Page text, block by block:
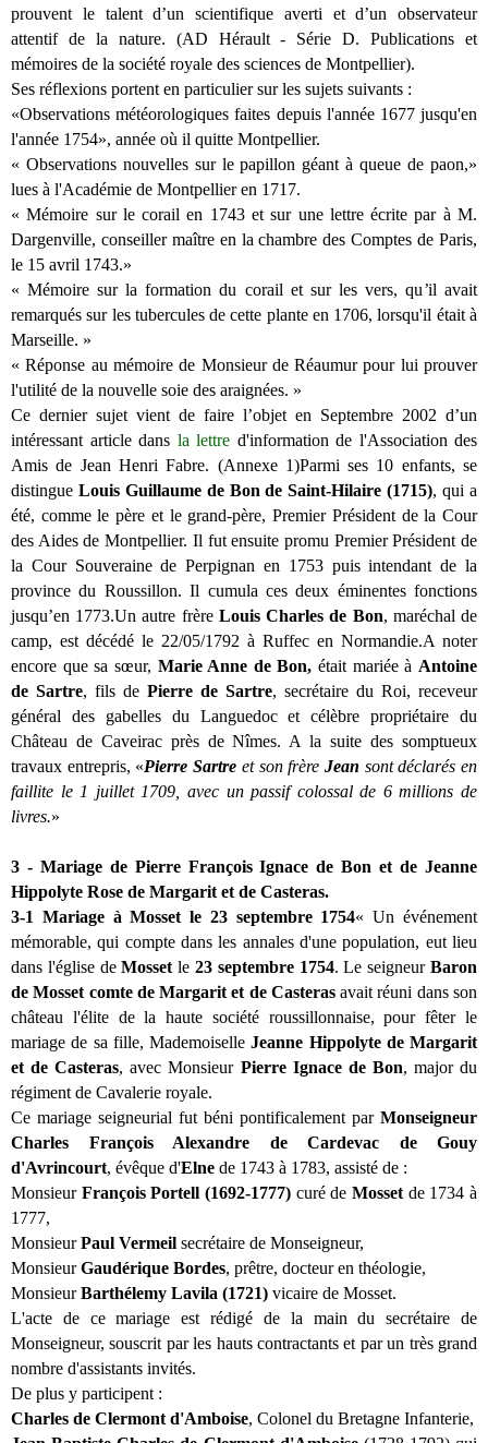
prouvent le talent d’un scientifique averti et d’un observateur
attentif de la nature. (AD Hérault - Série D. Publications et
mémoires de la société royale des sciences de Montpellier).
Ses réflexions portent en particulier sur les sujets suivants :
«Observations météorologiques faites depuis l'année 1677 jusqu'en
l'année 1754», année où il quitte Montpellier.
« Observations nouvelles sur le papillon géant à queue de paon,»
lues à l'Académie de Montpellier en 1717.
« Mémoire sur le corail en 1743 et sur une lettre écrite par à M.
Dargenville, conseiller maître en la chambre des Comptes de Paris,
le 15 avril 1743.»
« Mémoire sur la formation du corail et sur les vers, qu’il avait
remarqués sur les tubercules de cette plante en 1706, lorsqu'il était à
Marseille. »
« Réponse au mémoire de Monsieur de Réaumur pour lui prouver
l'utilité de la nouvelle soie des araignées. »
Ce dernier sujet vient de faire l’objet en Septembre 2002 d’un
intéressant article dans la lettre d'information de l'Association des
Amis de Jean Henri Fabre. (Annexe 1)Parmi ses 10 enfants, se
distingue Louis Guillaume de Bon de Saint-Hilaire (1715), qui a
été, comme le père et le grand-père, Premier Président de la Cour
des Aides de Montpellier. Il fut ensuite promu Premier Président de
la Cour Souveraine de Perpignan en 1753 puis intendant de la
province du Roussillon. Il cumula ces deux éminentes fonctions
jusqu’en 1773.Un autre frère Louis Charles de Bon, maréchal de
camp, est décédé le 22/05/1792 à Ruffec en Normandie.A noter
encore que sa sœur, Marie Anne de Bon, était mariée à Antoine
de Sartre, fils de Pierre de Sartre, secrétaire du Roi, receveur
général des gabelles du Languedoc et célèbre propriétaire du
Château de Caveirac près de Nîmes. A la suite des somptueux
travaux entrepris, «Pierre Sartre et son frère Jean sont déclarés en
faillite le 1 juillet 1709, avec un passif colossal de 6 millions de
livres.»
3 - Mariage de Pierre François Ignace de Bon et de Jeanne
Hippolyte Rose de Margarit et de Casteras.
3-1 Mariage à Mosset le 23 septembre 1754« Un événement
mémorable, qui compte dans les annales d'une population, eut lieu
dans l'église deMosset le23 septembre 1754. Le seigneurBaron
de Mosset comte de Margarit et de Casterasavait réuni dans son
château l'élite de la haute société roussillonnaise, pour fêter le
mariage de sa fille, Mademoiselle Jeanne Hippolyte de Margarit
et de Casteras, avec Monsieur Pierre Ignace de Bon, major du
régiment de Cavalerie royale.
Ce mariage seigneurial fut béni pontificalement par Monseigneur
Charles François Alexandre de Cardevac de Gouy
d'Avrincourt, évêque d'Elne de 1743 à 1783, assisté de :
Monsieur François Portell (1692-1777) curé deMosset de 1734 à
1777,
MonsieurPaul Vermeil secrétaire de Monseigneur,
MonsieurGaudérique Bordes, prêtre, docteur en théologie,
MonsieurBarthélemy Lavila (1721) vicaire de Mosset.
L'acte de ce mariage est rédigé de la main du secrétaire de
Monseigneur, souscrit par les hauts contractants et par un très grand
nombre d'assistants invités.
De plus y participent :
Charles de Clermont d'Amboise, Colonel du Bretagne Infanterie,